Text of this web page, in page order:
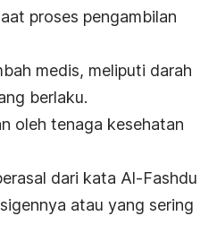
proses pengambilan
medis, meliputi darah
berlaku.
oleh tenaga kesehatan
dari kata Al-Fashdu
atau yang sering